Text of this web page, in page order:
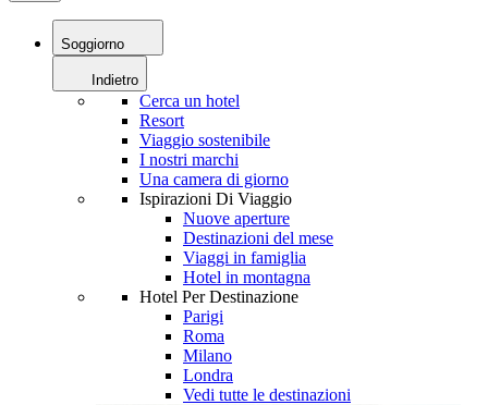
Soggiorno
Indietro
Cerca un hotel
Resort
Viaggio sostenibile
I nostri marchi
Una camera di giorno
Ispirazioni Di Viaggio
Nuove aperture
Destinazioni del mese
Viaggi in famiglia
Hotel in montagna
Hotel Per Destinazione
Parigi
Roma
Milano
Londra
Vedi tutte le destinazioni